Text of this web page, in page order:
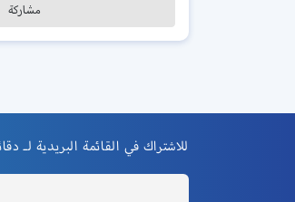
مشاركة
للاشتراك في القائمة البريدية لـ